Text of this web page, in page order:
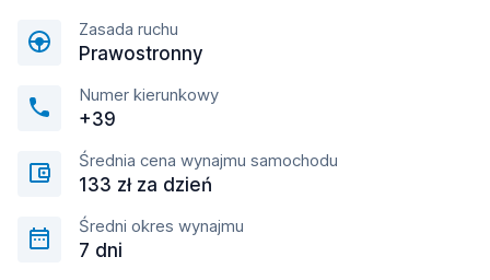
Zasada ruchu
Prawostronny
Numer kierunkowy
+39
Średnia cena wynajmu samochodu
133 zł za dzień
Średni okres wynajmu
7 dni